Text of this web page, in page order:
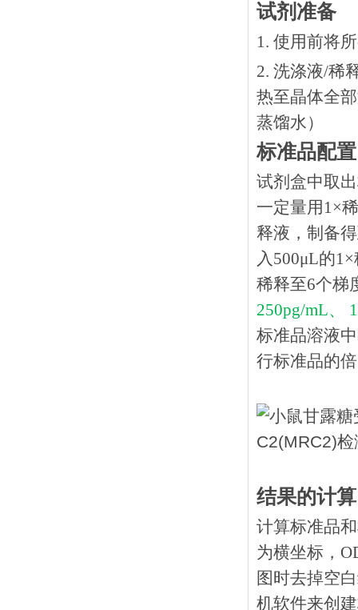
试剂准备
1. 使用前将
2. 洗涤液/稀
热⾄晶体全
蒸馏水）
标准品配置
试剂盒中取
一定量用1×
释液，制备
入500μL的
稀释至6个梯
250pg/mL、
标准品溶液
行标准品的
结果的计算
计算标准品
为横坐标，
图时去掉空
机软件来创